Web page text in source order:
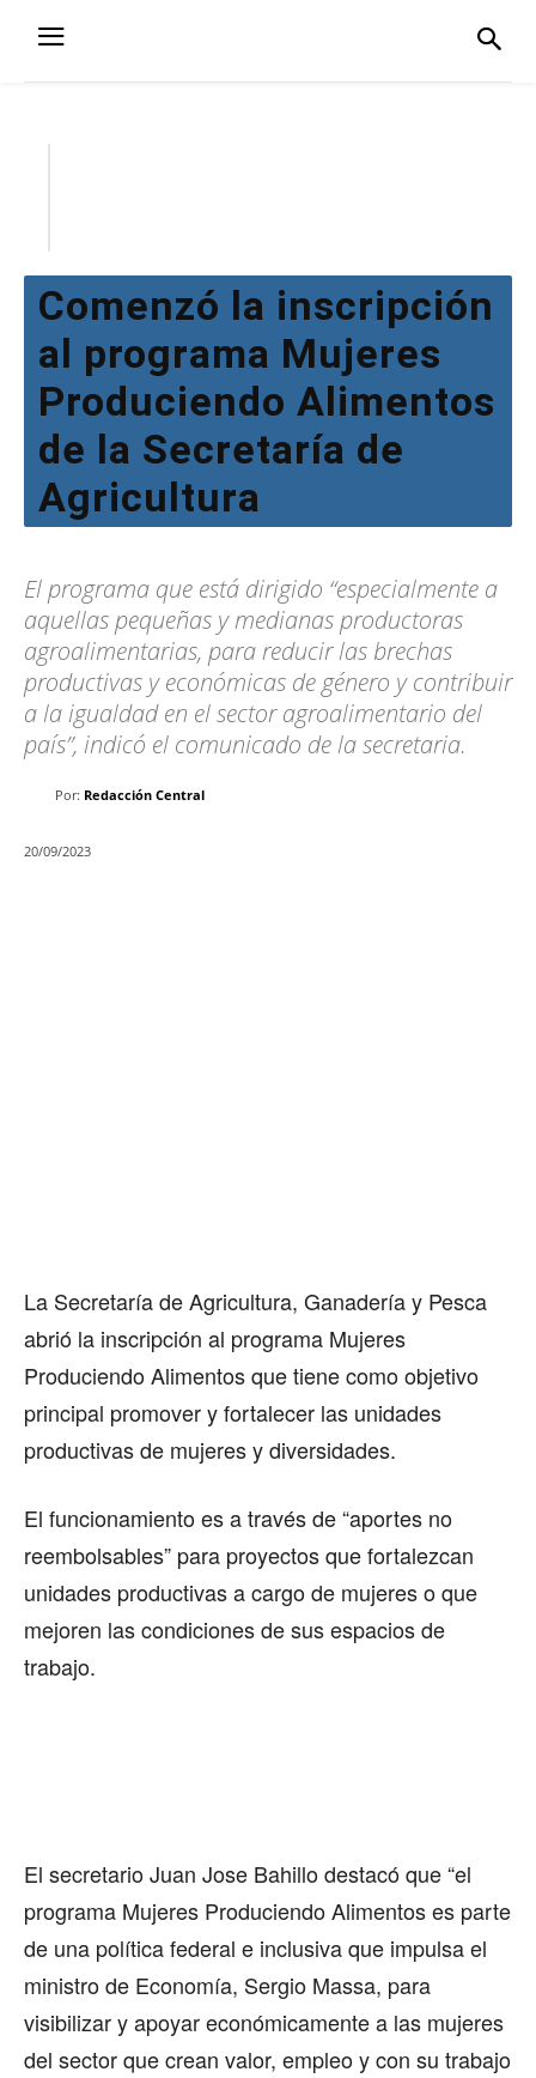
Comenzó la inscripción
al programa Mujeres
Produciendo Alimentos
de la Secretaría de
Agricultura
El programa que está dirigido “especialmente a
aquellas pequeñas y medianas productoras
agroalimentarias, para reducir las brechas
productivas y económicas de género y contribuir
a la igualdad en el sector agroalimentario del
país”, indicó el comunicado de la secretaria.
Por: Redacción Central
20/09/2023
La Secretaría de Agricultura, Ganadería y Pesca
abrió la inscripción al programa Mujeres
Produciendo Alimentos que tiene como objetivo
principal promover y fortalecer las unidades
productivas de mujeres y diversidades.
El funcionamiento es a través de “aportes no
reembolsables” para proyectos que fortalezcan
unidades productivas a cargo de mujeres o que
mejoren las condiciones de sus espacios de
trabajo.
El secretario Juan Jose Bahillo destacó que “el
programa Mujeres Produciendo Alimentos es parte
de una política federal e inclusiva que impulsa el
ministro de Economía, Sergio Massa, para
visibilizar y apoyar económicamente a las mujeres
del sector que crean valor, empleo y con su trabajo